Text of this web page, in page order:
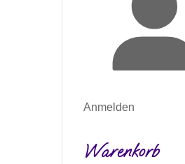
Anmelden
Warenkorb